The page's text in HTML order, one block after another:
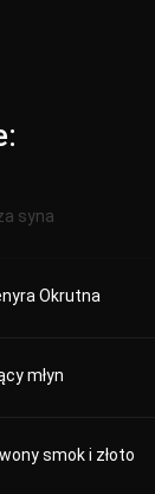
syna
Okrutna
młyn
smok i złoto